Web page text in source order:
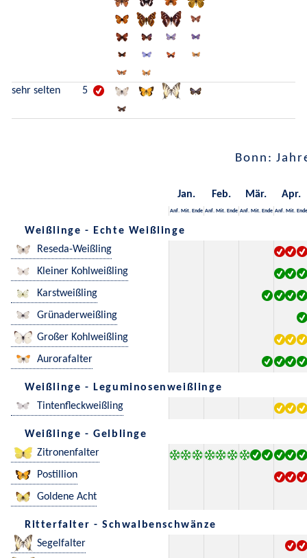
sehr selten 5
Bonn:
Jan. Feb. Mär. Apr.
Anf. Mit. Ende Anf. Mit. Ende Anf. Mit. Ende Anf. Mit. Ende
Weißlinge - Echte Weißlinge
Reseda-Weißling
Kleiner Kohlweißling
Karstweißling
Grünaderweißling
Großer Kohlweißling
Aurorafalter
Weißlinge - Leguminosenweißlinge
Tintenfleckweißling
Weißlinge - Gelblinge
Zitronenfalter
Postillion
Goldene Acht
Ritterfalter - Schwalbenschwänze
Segelfalter